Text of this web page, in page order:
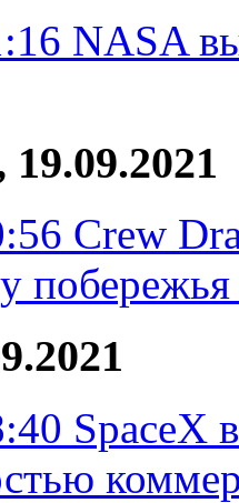
NASA
19.09.2021
Crew
SpaceX